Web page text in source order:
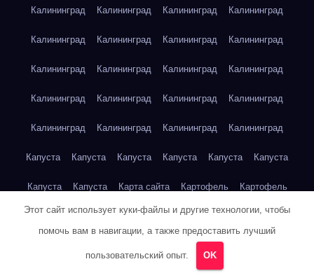
Калининград Калининград Калининград Калининград
Калининград Калининград Калининград Калининград
Калининград Калининград Калининград Калининград
Калининград Калининград Калининград Калининград
Калининград Калининград Калининград Калининград
Капуста Капуста Капуста Капуста Капуста Капуста
Капуста Капуста Карта сайта Картофель Картофель
Картофель Картофель Картофель Картофель
Кейптаун
Этот сайт использует куки-файлы и другие технологии, чтобы
помочь вам в навигации, а также предоставить лучший
пользовательский опыт. OK